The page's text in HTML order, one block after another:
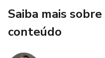
confirmação da compra.
Saiba mais
conteúdo